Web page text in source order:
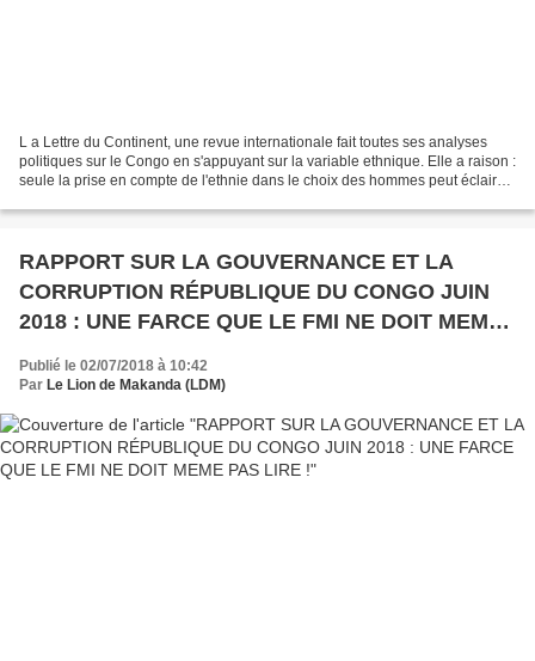
L a Lettre du Continent, une revue internationale fait toutes ses analyses
politiques sur le Congo en s'appuyant sur la variable ethnique. Elle a raison :
seule la prise en compte de l'ethnie dans le choix des hommes peut éclairer
RAPPORT SUR LA GOUVERNANCE ET LA
CORRUPTION RÉPUBLIQUE DU CONGO JUIN
2018 : UNE FARCE QUE LE FMI NE DOIT MEME
PAS LIRE !
Publié le 02/07/2018 à 10:42
Par Le Lion de Makanda (LDM)